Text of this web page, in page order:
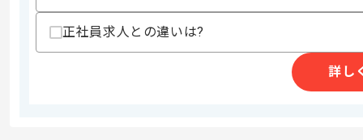
その他募集要項
募集人数
作業開始日
2021/04/01
正社員求人との違いは?
詳し